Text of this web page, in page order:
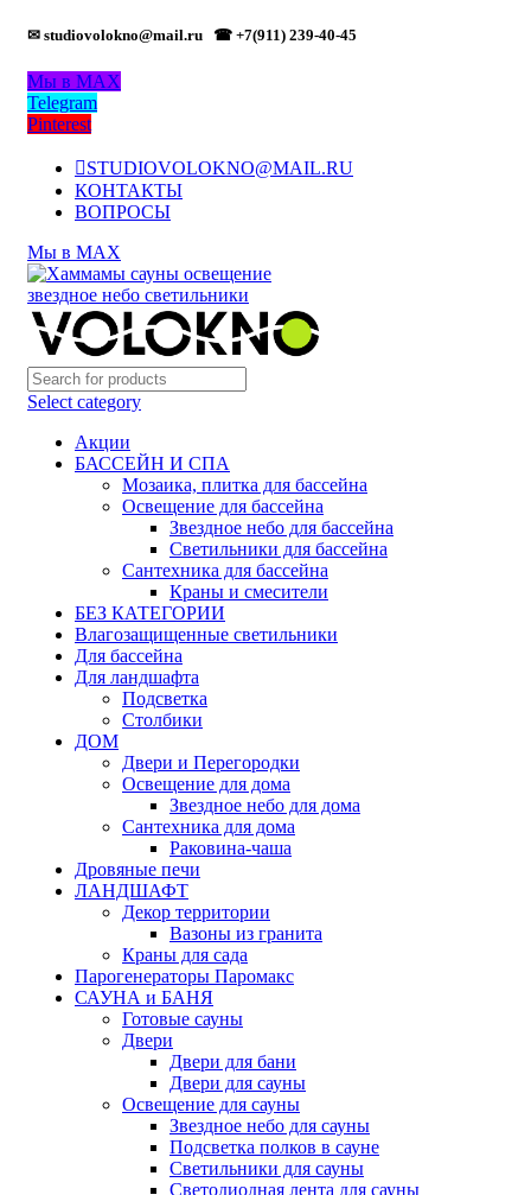
✉ studiovolokno@mail.ru ☎ +7(911) 239-40-45
Мы в MAX
Telegram
Pinterest
STUDIOVOLOKNO@MAIL.RU
КОНТАКТЫ
ВОПРОСЫ
Мы в MAX
Select category
Акции
БАССЕЙН И СПА
Мозаика, плитка для бассейна
Освещение для бассейна
Звездное небо для бассейна
Светильники для бассейна
Сантехника для бассейна
Краны и смесители
БЕЗ КАТЕГОРИИ
Влагозащищенные светильники
Для бассейна
Для ландшафта
Подсветка
Столбики
ДОМ
Двери и Перегородки
Освещение для дома
Звездное небо для дома
Сантехника для дома
Раковина-чаша
Дровяные печи
ЛАНДШАФТ
Декор территории
Вазоны из гранита
Краны для сада
Парогенераторы Паромакс
САУНА и БАНЯ
Готовые сауны
Двери
Двери для бани
Двери для сауны
Освещение для сауны
Звездное небо для сауны
Подсветка полков в сауне
Светильники для сауны
Светодиодная лента для сауны